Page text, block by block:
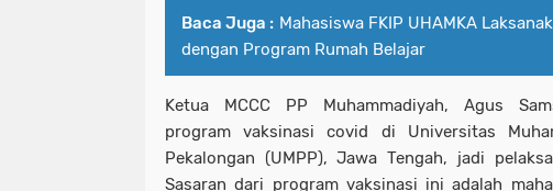
Baca Juga : Mahasiswa FKIP UHAMKA
dengan Program Rumah Belajar
Ketua MCCC PP Muhammadiyah, Agus
program vaksinasi covid di Universitas
Pekalongan (UMPP), Jawa Tengah, jadi
Sasaran dari program vaksinasi ini adalah